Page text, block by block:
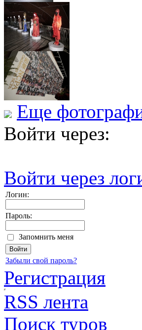
Еще
Войти через:
Войти через
Логин:
Пароль:
Запомнить меня
Забыли свой пароль?
Регистрация
RSS лента
Поиск туров